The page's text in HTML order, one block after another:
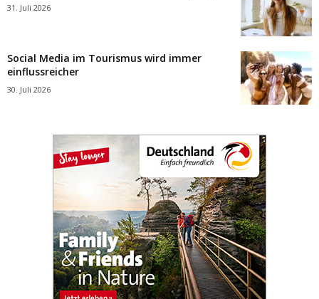
31. Juli 2026
Social Media im Tourismus wird immer
einflussreicher
30. Juli 2026